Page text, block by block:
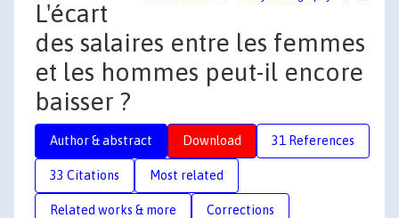
L'écart
des salaires entre les femmes
et les hommes peut-il encore
baisser ?
Author & abstract Download 31 References
33 Citations Most related
Related works & more Corrections